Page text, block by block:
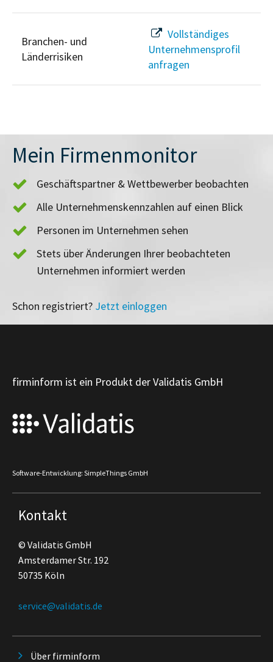
Branchen- und
Länderrisiken
Vollständiges
Unternehmensprofil
anfragen
Mein Firmenmonitor
Geschäftspartner & Wettbewerber beobachten
Alle Unternehmenskennzahlen auf einen Blick
Personen im Unternehmen sehen
Stets über Änderungen Ihrer beobachteten
Unternehmen informiert werden
Schon registriert? Jetzt einloggen
firminform ist ein Produkt der Validatis GmbH
Software-Entwicklung: SimpleThings GmbH
Kontakt
© Validatis GmbH
Amsterdamer Str. 192
50735 Köln
service@validatis.de
Über firminform